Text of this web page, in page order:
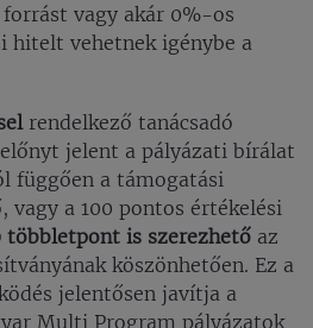
vagy akár 0%-os
hitelt vehetnek igénybe a
rendelkező tanácsadó
jelent a pályázati bírálat
függően a támogatási
vagy a 100 pontos értékelési
többletpont is szerezhető az
köszönhetően. Ez a
jelentősen javítja a
Multi Program pályázatok